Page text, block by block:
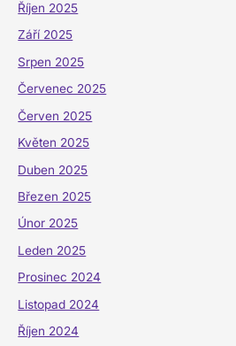
Říjen 2025
Září 2025
Srpen 2025
Červenec 2025
Červen 2025
Květen 2025
Duben 2025
Březen 2025
Únor 2025
Leden 2025
Prosinec 2024
Listopad 2024
Říjen 2024